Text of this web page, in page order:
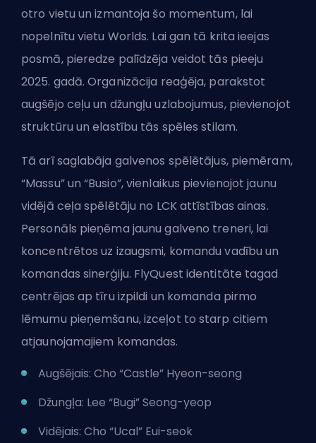
otro vietu un izmantoja šo momentum, lai
nopelnītu vietu Worlds. Lai gan tā krita ieejas
posmā, pieredze palīdzēja veidot tās pieeju
2025. gadā. Organizācija reaģēja, parakstot
augšējo ceļu un džungļu uzlabojumus, pievienojot
struktūru un elastību tās spēles stilam.
Tā arī saglabāja galvenos spēlētājus, piemēram,
“Massu” un “Busio”, vienlaikus pievienojot jaunu
vidējā ceļa spēlētāju no LCK attīstības ainas.
Personāls pieņēma jaunu galveno treneri, lai
koncentrētos uz izaugsmi, komandu vadību un
komandas sinerģiju. FlyQuest identitāte tagad
centrējas ap tīru izpildi un komanda pirmo
lēmumu pieņemšanu, izceļot to starp citiem
atjaunojamajiem komandas.
Augšējais: Cho “Castle” Hyeon-seong
Džungļa: Lee “Bugi” Seong-yeop
Vidējais: Cho “Ucal” Eui-seok